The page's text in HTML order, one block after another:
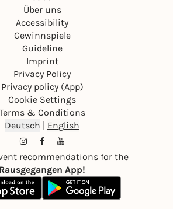
Über uns
Accessibility
Gewinnspiele
Guideline
Imprint
Privacy Policy
Privacy policy (App)
Cookie Settings
& Conditions
Deutsch | English
recommendations for the
Rausgegangen App!